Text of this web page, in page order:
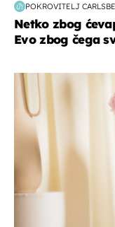
POKROVITELJ
Netko zbog
Evo zbog čega
moda & ljepota